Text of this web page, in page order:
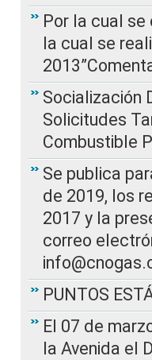
Por la cual se
la cual se
Socialización
Solicitudes
Combustible
Se publica
de 2019, los
2017 y la
correo
PUNTOS
El 07 de
la Avenida el